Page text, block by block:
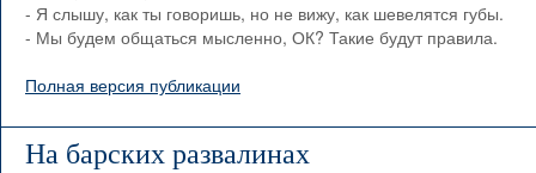
- Я слышу, как ты говоришь, но не вижу, как шевелятся губы.
- Мы будем общаться мысленно, ОК? Такие будут правила.
Полная версия публикации
На барских развалинах